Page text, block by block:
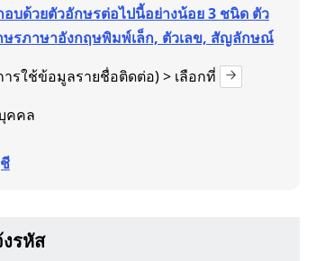
บด้วยตัวอักษรต่อไปนี้อย่างน้อย 3 ชนิด ตัว
รภาษาอังกฤษพิมพ์เล็ก, ตัวเลข, สัญลักษณ์
รใช้ข้อมูลรายชื่อติดต่อ) > เลือกที่
คคล
รหัส